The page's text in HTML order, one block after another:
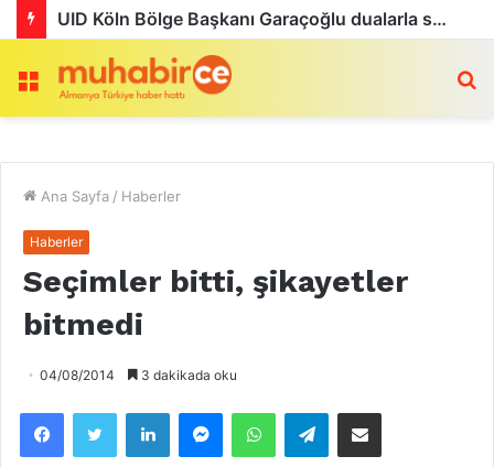
Menü
Ana Sayfa / Haberler
Haberler
Seçimler bitti, şikayetler
bitmedi
04/08/2014 3 dakikada oku
Telegram